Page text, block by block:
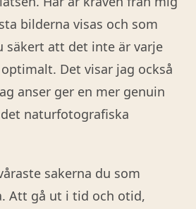
bilderna visas och som
säkert att det inte är varje
Det visar jag också
anser ger en mer genuin
naturfotografiska
sakerna du som
Att gå ut i tid och otid,